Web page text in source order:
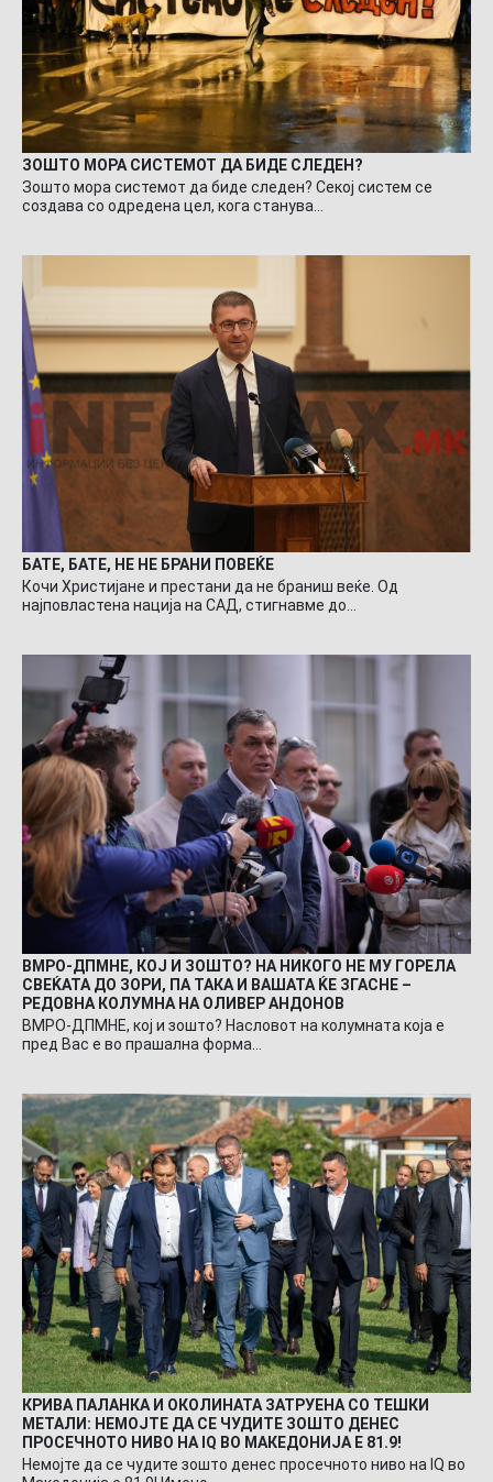
ЗОШТО МОРА СИСТЕМОТ ДА БИДЕ СЛЕДЕН?
Зошто мора системот да биде следен? Секој систем се
создава со одредена цел, кога станува…
БАТЕ, БАТЕ, НЕ НЕ БРАНИ ПОВЕЌЕ
Кочи Христијане и престани да не браниш веќе. Од
најповластена нација на САД, стигнавме до…
ВМРО-ДПМНЕ, КОЈ И ЗОШТО? НА НИКОГО НЕ МУ ГОРЕЛА
СВЕЌАТА ДО ЗОРИ, ПА ТАКА И ВАШАТА ЌЕ ЗГАСНЕ –
РЕДОВНА КОЛУМНА НА ОЛИВЕР АНДОНОВ
ВМРО-ДПМНЕ, кој и зошто? Насловот на колумната која е
пред Вас е во прашална форма…
КРИВА ПАЛАНКА И ОКОЛИНАТА ЗАТРУЕНА СО ТЕШКИ
МЕТАЛИ: НЕМОЈТЕ ДА СЕ ЧУДИТЕ ЗОШТО ДЕНЕС
ПРОСЕЧНОТО НИВО НА IQ ВО МАКЕДОНИЈА Е 81.9!
Немојте да се чудите зошто денес просечното ниво на IQ во